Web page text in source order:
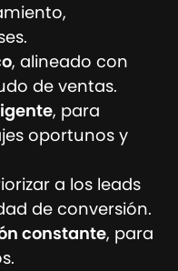
, alineado con
de ventas.
, para
oportunos y
a los leads
de conversión.
constante, para